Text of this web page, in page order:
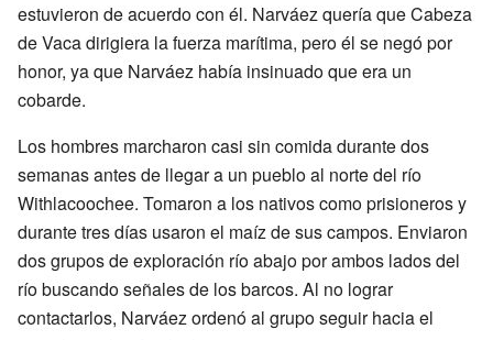
estuvieron de acuerdo con él. Narváez quería que Cabeza
de Vaca dirigiera la fuerza marítima, pero él se negó por
honor, ya que Narváez había insinuado que era un
cobarde.
Los hombres marcharon casi sin comida durante dos
semanas antes de llegar a un pueblo al norte del río
Withlacoochee. Tomaron a los nativos como prisioneros y
durante tres días usaron el maíz de sus campos. Enviaron
dos grupos de exploración río abajo por ambos lados del
río buscando señales de los barcos. Al no lograr
contactarlos, Narváez ordenó al grupo seguir hacia el